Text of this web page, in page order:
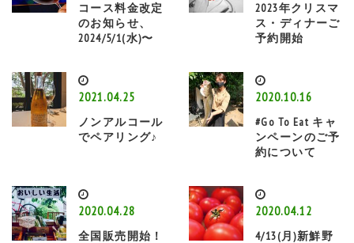
コース料金改定
のお知らせ、
2024/5/1(水)〜
2023年クリスマ
ス・ディナーご
予約開始
2021.04.25
ノンアルコール
でペアリング♪
2020.10.16
#Go To Eat キャ
ンペーンのご予
約について
2020.04.28
全国販売開始！
2020.04.12
4/13(月)新鮮野